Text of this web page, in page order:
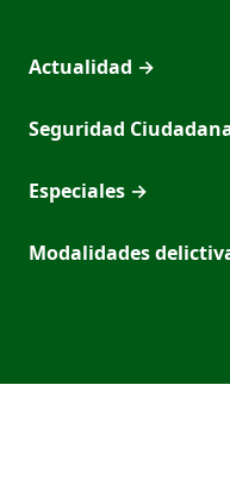
Actualidad →
Seguridad
Especiales →
Modalidades